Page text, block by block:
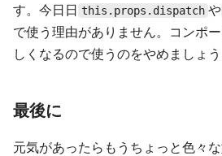
す。今日日 this.props.dispatch や
で使う理由がありません。コンポ
しくなるので使うのをやめましょう
最後に
元気があったらもうちょっと色々